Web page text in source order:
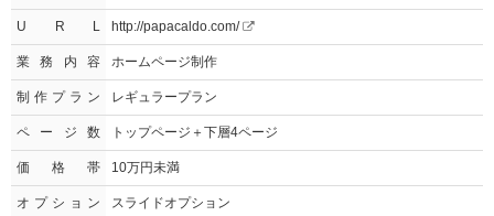
U R L http://papacaldo.com/
業務内容 ホームページ制作
制作プラン レギュラープラン
ページ数 トップページ＋下層4ページ
価格帯 10万円未満
オプション スライドオプション